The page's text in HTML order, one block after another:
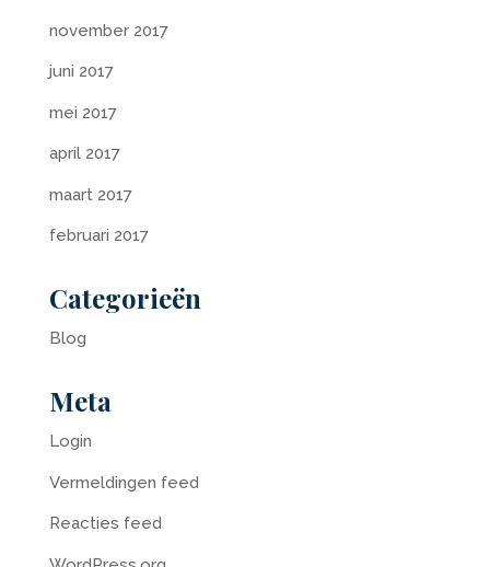
november 2017
juni 2017
mei 2017
april 2017
maart 2017
februari 2017
Categorieën
Blog
Meta
Login
Vermeldingen feed
Reacties feed